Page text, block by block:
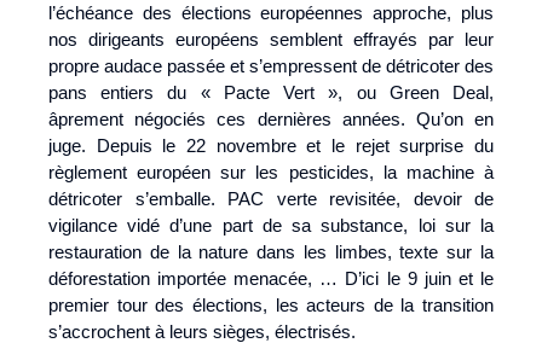
l’échéance des élections européennes approche, plus
nos dirigeants européens semblent effrayés par leur
propre audace passée et s’empressent de détricoter des
pans entiers du « Pacte Vert », ou Green Deal,
âprement négociés ces dernières années. Qu’on en
juge. Depuis le 22 novembre et le rejet surprise du
règlement européen sur les pesticides, la machine à
détricoter s’emballe. PAC verte revisitée, devoir de
vigilance vidé d’une part de sa substance, loi sur la
restauration de la nature dans les limbes, texte sur la
déforestation importée menacée, … D’ici le 9 juin et le
premier tour des élections, les acteurs de la transition
s’accrochent à leurs sièges, électrisés.